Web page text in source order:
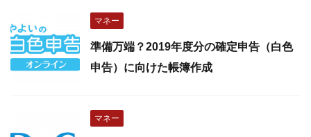
マネー
準備万端？2019年度分の確定申告（白色
申告）に向けた帳簿作成
マネー